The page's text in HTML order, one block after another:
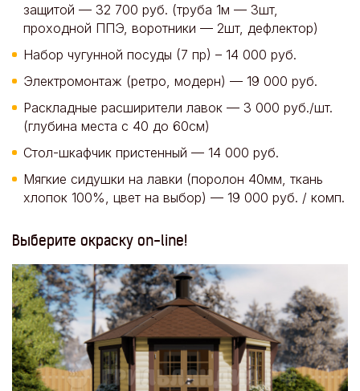
защитой — 32 700 руб. (труба 1м — 3шт,
проходной ППЭ, воротники — 2шт, дефлектор)
Набор чугунной посуды (7 пр) – 14 000 руб.
Электромонтаж (ретро, модерн) — 19 000 руб.
Раскладные расширители лавок — 3 000 руб./шт.
(глубина места с 40 до 60см)
Стол-шкафчик пристенный — 14 000 руб.
Мягкие сидушки на лавки (поролон 40мм, ткань
хлопок 100%, цвет на выбор) — 19 000 руб. / комп.
Выберите окраску on-line!